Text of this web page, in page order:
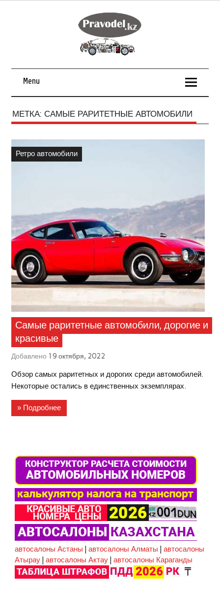
Menu
МЕТКА: САМЫЕ РАРИТЕТНЫЕ АВТОМОБИЛИ
Ретро автомобили
Самые раритетные автомобили, дорогие и
красивые
Добавлено 19 октября, 2022
Обзор самых раритетных и дорогих среди автомобилей.
Некоторые остались в единственных экземплярах.
» Подробнее
автосалоны Астаны |автосалоны Алматы |автосалоны
Атырау |автосалоны Актау |автосалоны Караганды